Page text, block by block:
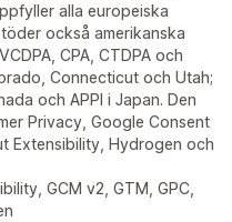
alla europeiska
också amerikanska
CPA, CTDPA och
Connecticut och Utah;
och APPI i Japan. Den
Privacy, Google Consent
Extensibility, Hydrogen och
GCM v2, GTM, GPC,